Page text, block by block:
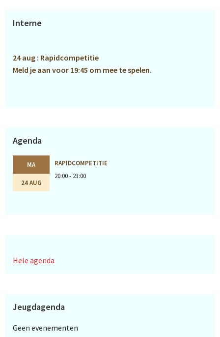
Primaire
Interne
24 aug : Rapidcompetitie
Meld je aan voor 19:45 om mee te spelen.
Agenda
MA
24 AUG
RAPIDCOMPETITIE
20:00 - 23:00
Hele agenda
Jeugdagenda
Geen evenementen